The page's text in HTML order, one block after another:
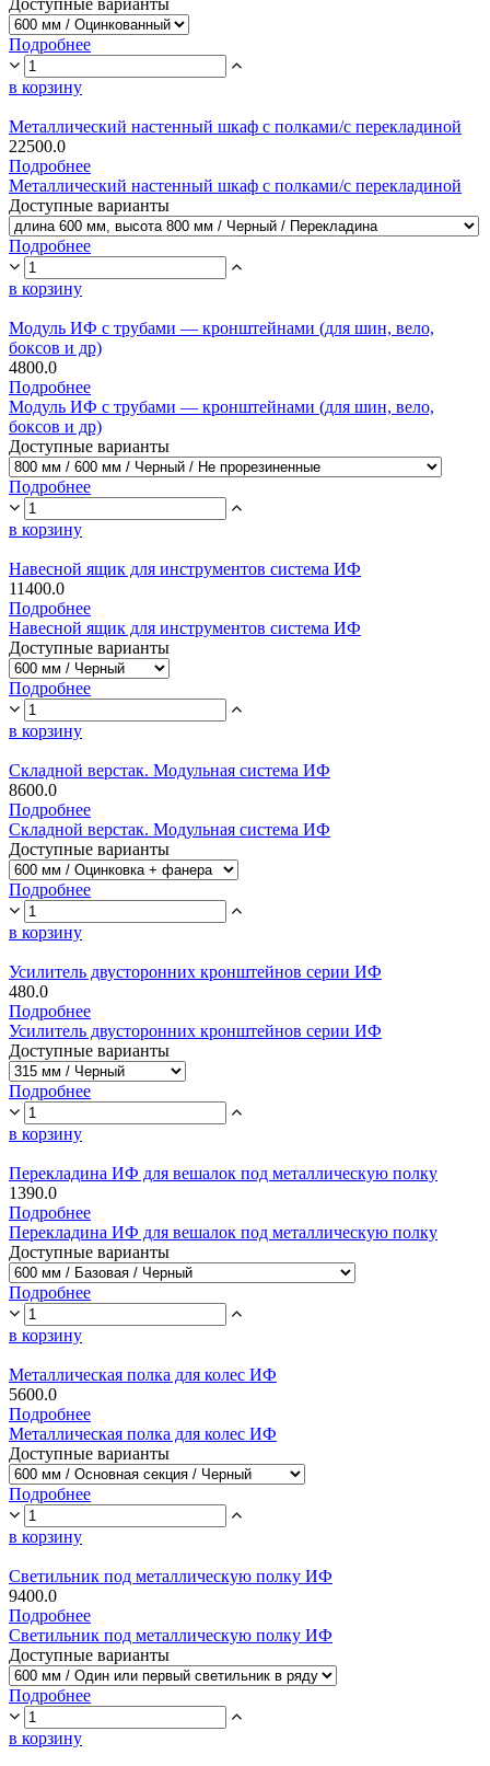
Подробнее
в корзину
Металлический настенный шкаф с полками/с перекладиной
22500.0
Подробнее
Металлический настенный шкаф с полками/с перекладиной
Доступные варианты
Подробнее
в корзину
Модуль ИФ с трубами — кронштейнами (для шин, вело,
боксов и др)
4800.0
Подробнее
Модуль ИФ с трубами — кронштейнами (для шин, вело,
боксов и др)
Доступные варианты
Подробнее
в корзину
Навесной ящик для инструментов система ИФ
11400.0
Подробнее
Навесной ящик для инструментов система ИФ
Доступные варианты
Подробнее
в корзину
Складной верстак. Модульная система ИФ
8600.0
Подробнее
Складной верстак. Модульная система ИФ
Доступные варианты
Подробнее
в корзину
Усилитель двусторонних кронштейнов серии ИФ
480.0
Подробнее
Усилитель двусторонних кронштейнов серии ИФ
Доступные варианты
Подробнее
в корзину
Перекладина ИФ для вешалок под металлическую полку
1390.0
Подробнее
Перекладина ИФ для вешалок под металлическую полку
Доступные варианты
Подробнее
в корзину
Металлическая полка для колес ИФ
5600.0
Подробнее
Металлическая полка для колес ИФ
Доступные варианты
Подробнее
в корзину
Светильник под металлическую полку ИФ
9400.0
Подробнее
Светильник под металлическую полку ИФ
Доступные варианты
Подробнее
в корзину